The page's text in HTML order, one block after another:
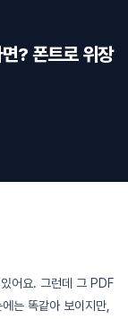
? 폰트로 위장
어요. 그런데 그 PDF
는 똑같아 보이지만,